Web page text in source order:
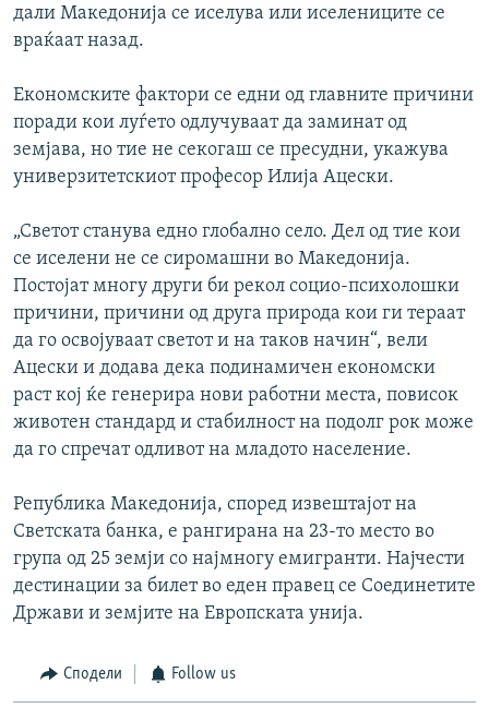
дали Македонија се иселува или иселениците се
враќаат назад.
Економските фактори се едни од главните причини
поради кои луѓето одлучуваат да заминат од
земјава, но тие не секогаш се пресудни, укажува
универзитетскиот професор Илија Ацески.
„Светот станува едно глобално село. Дел од тие кои
се иселени не се сиромашни во Македонија.
Постојат многу други би рекол социо-психолошки
причини, причини од друга природа кои ги тераат
да го освојуваат светот и на таков начин“, вели
Ацески и додава дека подинамичен економски
раст кој ќе генерира нови работни места, повисок
животен стандард и стабилност на подолг рок може
да го спречат одливот на младото население.
Република Македонија, според извештајот на
Светската банка, е рангирана на 23-то место во
група од 25 земји со најмногу емигранти. Најчести
дестинации за билет во еден правец се Соединетите
Држави и земјите на Европската унија.
Сподели Follow us